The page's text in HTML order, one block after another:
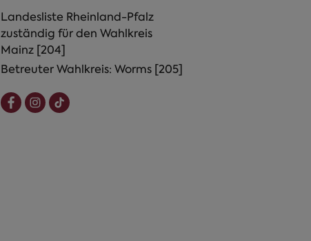
Landesliste Rheinland-Pfalz
zuständig für den Wahlkreis
Mainz [204]
Betreuter Wahlkreis: Worms [205]